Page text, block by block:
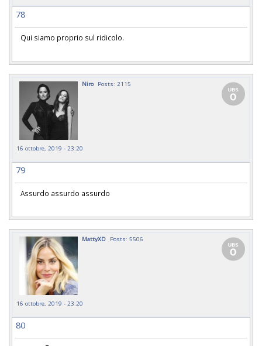
78
Qui siamo proprio sul ridicolo.
Niro Posts: 2115
16 ottobre, 2019 - 23:20
79
Assurdo assurdo assurdo
MattyXD Posts: 5506
16 ottobre, 2019 - 23:20
80